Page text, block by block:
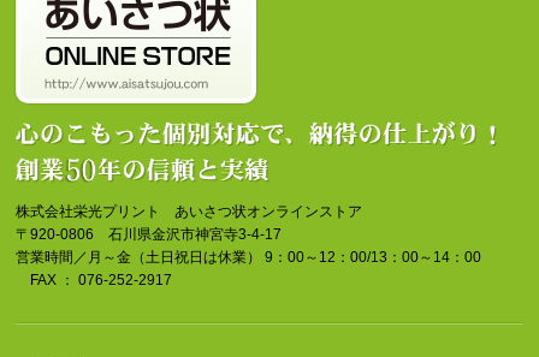
株式会社栄光プリント あいさつ状オンラインストア
〒920-0806 石川県金沢市神宮寺3-4-17
営業時間／月～金（土日祝日は休業） 9：00～12：00/13：00～14：00
FAX ： 076-252-2917